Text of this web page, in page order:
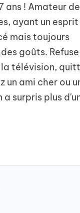
ans ! Amateur de
ayant un
mais toujours
goûts.
télévision,
un ami cher ou
surpris plus